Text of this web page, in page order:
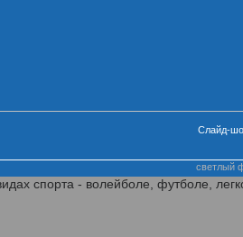
двух дней 500 спортсменов-
спорта - волейболе, футболе,
Слайд-
светлый